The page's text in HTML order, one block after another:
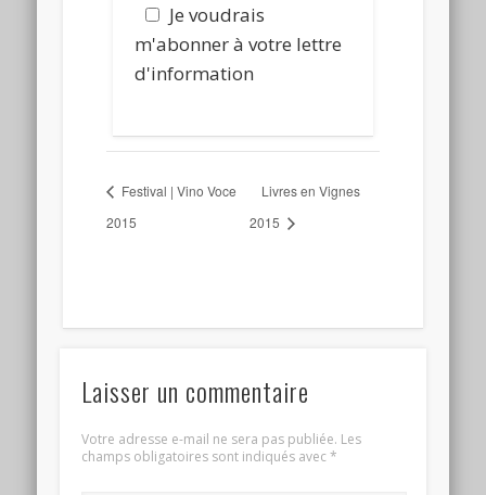
Je voudrais
m'abonner à votre lettre
d'information
Festival | Vino Voce
2015
Livres en Vignes
2015
Laisser un commentaire
Votre adresse e-mail ne sera pas publiée. Les
champs obligatoires sont indiqués avec*